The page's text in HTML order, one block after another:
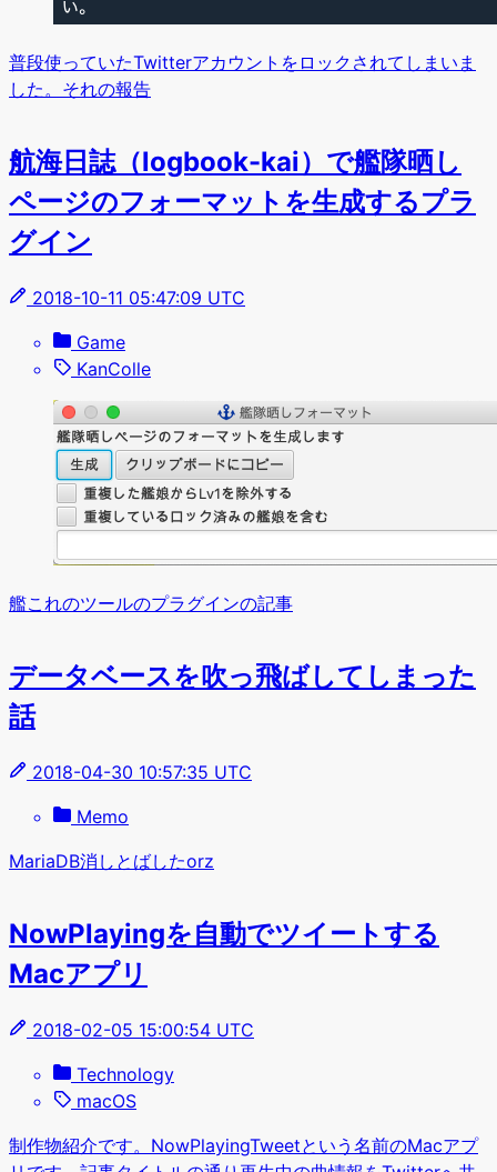
普段使っていたTwitterアカウントをロックされてしまいま
した。それの報告
航海日誌（logbook-kai）で艦隊晒し
ページのフォーマットを生成するプラ
グイン
2018-10-11 05:47:09 UTC
Game
KanColle
艦これのツールのプラグインの記事
データベースを吹っ飛ばしてしまった
話
2018-04-30 10:57:35 UTC
Memo
MariaDB消しとばしたorz
NowPlayingを自動でツイートする
Macアプリ
2018-02-05 15:00:54 UTC
Technology
macOS
制作物紹介です。NowPlayingTweetという名前のMacアプ